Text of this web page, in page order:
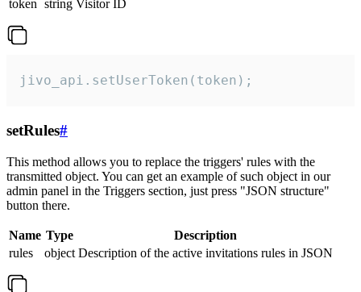
token string Visitor ID
jivo_api.setUserToken(token);
setRules#
This method allows you to replace the triggers' rules with the
transmitted object. You can get an example of such object in our
admin panel in the Triggers section, just press "JSON structure"
button there.
Name Type
Description
rules
object Description of the active invitations rules in JSON